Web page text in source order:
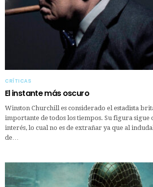
CRÍTICAS
El instante más oscuro
Winston Churchill es considerado el estadista
importante de todos los tiempos. Su figura sigue
interés, lo cual no es de extrañar ya que al
de…